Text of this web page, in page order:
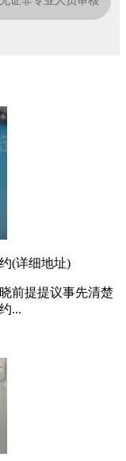
(详细地址)
前提提议事先清楚
...